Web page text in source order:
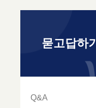
묻고답하기
Q&A